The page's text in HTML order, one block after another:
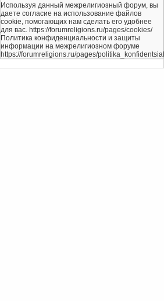
Используя данный межрелигиозный форум, вы
даете согласие на использование файлов
cookie, помогающих нам сделать его удобнее
для вас. https://forumreligions.ru/pages/cookies/
Политика конфиденциальности и защиты
информации на межрелигиозном форуме
https://forumreligions.ru/pages/